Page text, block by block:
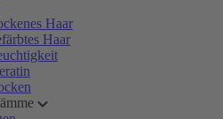
Haar
Haar